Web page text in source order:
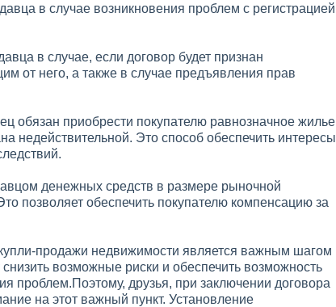
в случае возникновения проблем с регистрацией
в случае, если договор будет признан
от него, а также в случае предъявления прав
обязан приобрести покупателю равнозначное жилье
недействительной. Это способ обеспечить интересы
денежных средств в размере рыночной
позволяет обеспечить покупателю компенсацию за
продажи недвижимости является важным шагом
возможные риски и обеспечить возможность
проблем.Поэтому, друзья, при заключении договора
на этот важный пункт. Установление